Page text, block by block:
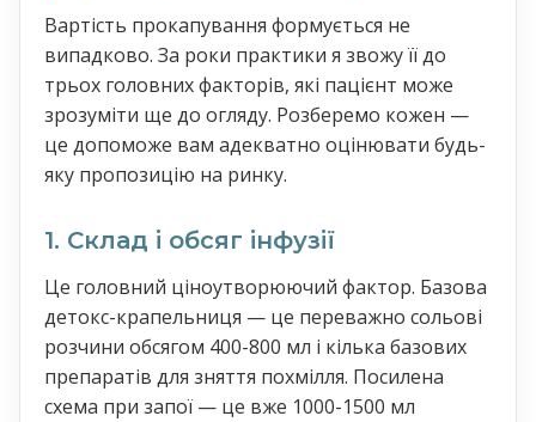
Вартість прокапування формується не
випадково. За роки практики я звожу її до
трьох головних факторів, які пацієнт може
зрозуміти ще до огляду. Розберемо кожен —
це допоможе вам адекватно оцінювати будь-
яку пропозицію на ринку.
1. Склад і обсяг інфузії
Це головний ціноутворюючий фактор. Базова
детокс-крапельниця — це переважно сольові
розчини обсягом 400-800 мл і кілька базових
препаратів для зняття похмілля. Посилена
схема при запої — це вже 1000-1500 мл